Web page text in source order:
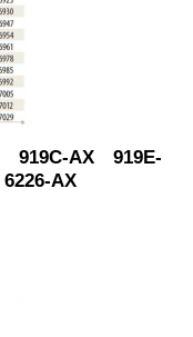
919C-AX
919E-
6226-AX